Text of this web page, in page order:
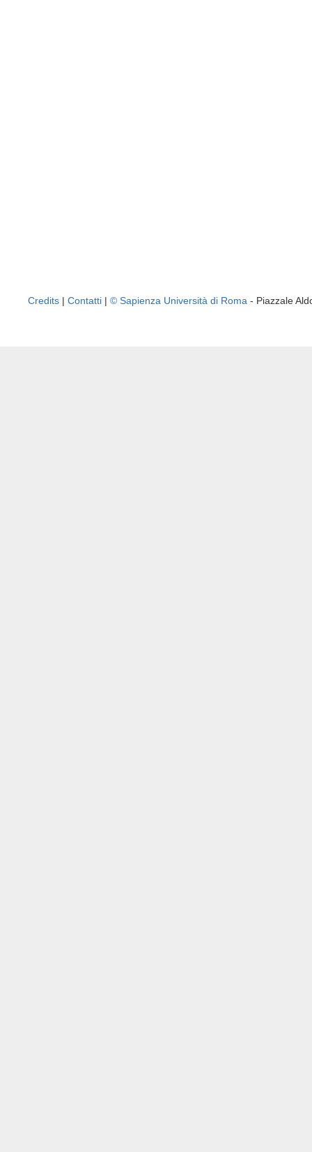
Credits | Contatti | © Sapienza Università di Roma - Piazzale